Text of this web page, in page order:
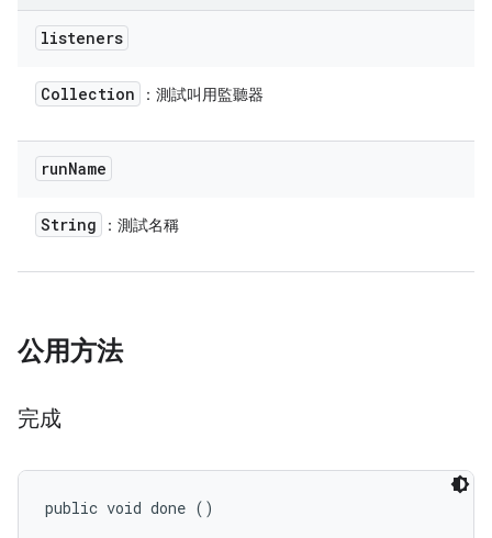
listeners
Collection ：測試叫用監聽器
runName
String ：測試名稱
公用方法
完成
public void done ()